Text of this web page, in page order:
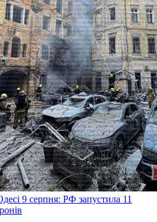
9 серпня: РФ запустила 11